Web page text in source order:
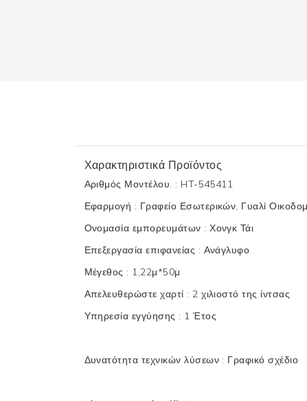
Χαρακτηριστικά Προϊόντος
Αριθμός Μοντέλου. : HT-545411
Εφαρμογή : Γραφείο Εσωτερικών, Γυαλί
Ονομασία εμπορευμάτων :Χονγκ Τάι
Επεξεργασία επιφανείας : Ανάγλυφο
Μέγεθος : 1,22μ*50μ
Απελευθερώστε χαρτί : 2 χιλιοστό της ίντσας
Υπηρεσία εγγύησης : 1 Έτος
Δυνατότητα τεχνικών λύσεων : Γραφικό σχέδιο